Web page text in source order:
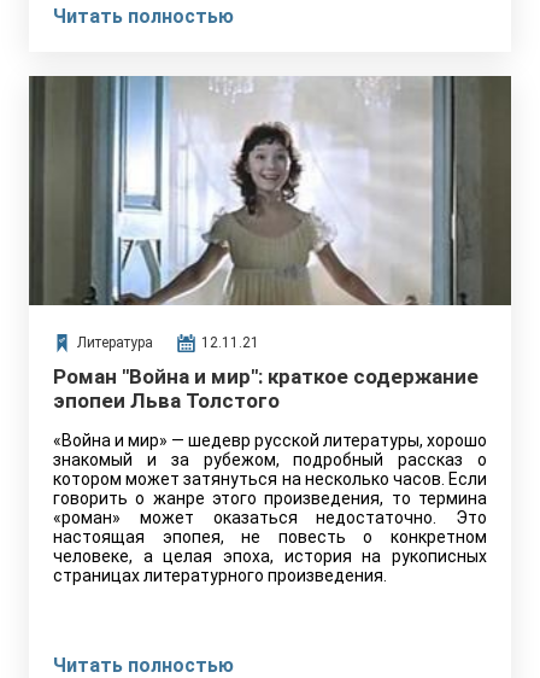
Читать полностью
Литература 12.11.21
Роман "Война и мир": краткое содержание
эпопеи Льва Толстого
«Война и мир» — шедевр русской литературы, хорошо
знакомый и за рубежом, подробный рассказ о
котором может затянуться на несколько часов. Если
говорить о жанре этого произведения, то термина
«роман» может оказаться недостаточно. Это
настоящая эпопея, не повесть о конкретном
человеке, а целая эпоха, история на рукописных
страницах литературного произведения.
Читать полностью